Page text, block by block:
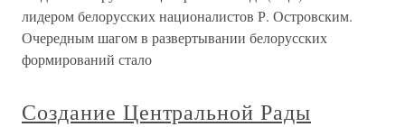
лидером белорусских националистов Р. Островским.
Очередным шагом в развертывании белорусских
формирований стало
Создание Центральной Рады